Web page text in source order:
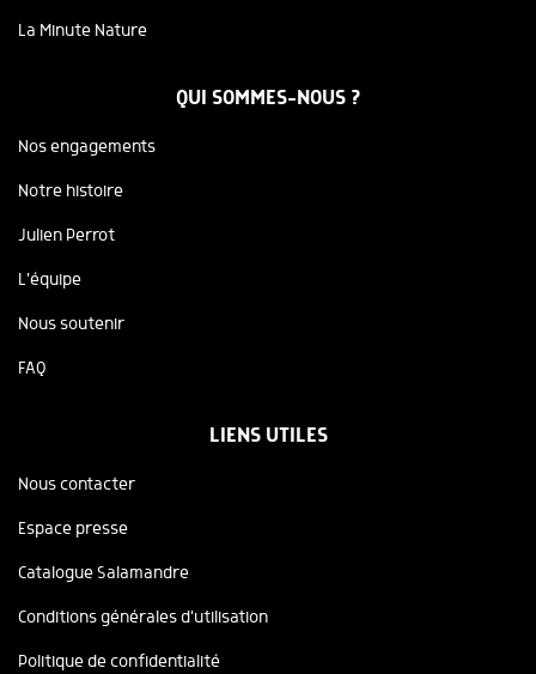
La Minute Nature
QUI SOMMES-NOUS ?
Nos engagements
Notre histoire
Julien Perrot
L'équipe
Nous soutenir
FAQ
LIENS UTILES
Nous contacter
Espace presse
Catalogue Salamandre
Conditions générales d'utilisation
Politique de confidentialité